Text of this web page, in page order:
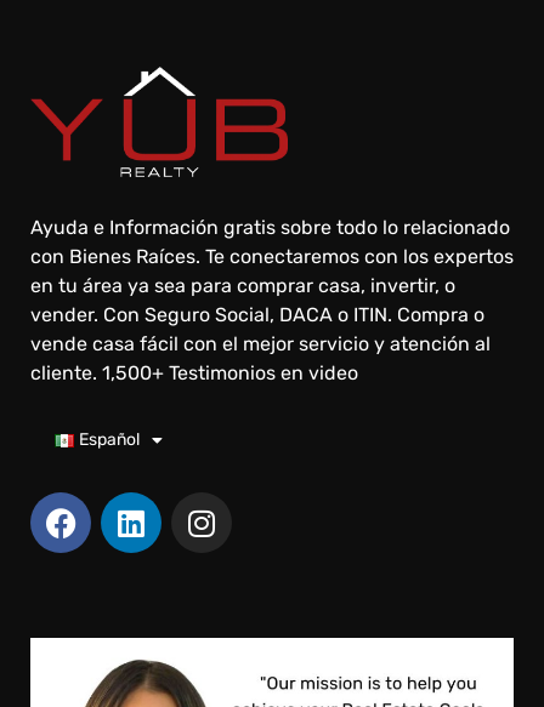
Ayuda e Información gratis sobre todo lo relacionado
con Bienes Raíces. Te conectaremos con los expertos
en tu área ya sea para comprar casa, invertir, o
vender. Con Seguro Social, DACA o ITIN. Compra o
vende casa fácil con el mejor servicio y atención al
cliente. 1,500+ Testimonios en video
Español